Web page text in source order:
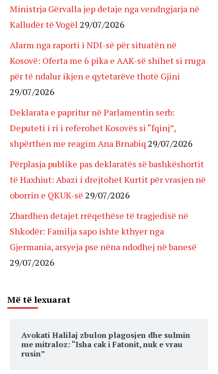
Ministrja Gërvalla jep detaje nga vendngjarja në
Kalludër të Vogël 29/07/2026
Alarm nga raporti i NDI-së për situatën në
Kosovë: Oferta me 6 pika e AAK-së shihet si rruga
për të ndalur ikjen e qytetarëve thotë Gjini
29/07/2026
Deklarata e papritur në Parlamentin serb:
Deputeti i ri i referohet Kosovës si “fqinj”,
shpërthen me reagim Ana Brnabiq 29/07/2026
Përplasja publike pas deklaratës së bashkëshortit
të Haxhiut: Abazi i drejtohet Kurtit për vrasjen në
oborrin e QKUK-së 29/07/2026
Zbardhen detajet rrëqethëse të tragjedisë në
Shkodër: Familja sapo ishte kthyer nga
Gjermania, arsyeja pse nëna ndodhej në banesë
29/07/2026
Më të lexuarat
Avokati Halilaj zbulon plagosjen dhe sulmin
me mitraloz: “Isha cak i Fatonit, nuk e vrau
rusin”